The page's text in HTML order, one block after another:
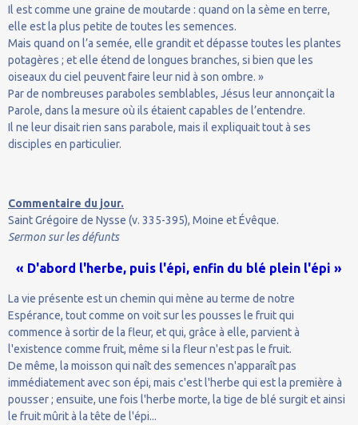
Il est comme une graine de moutarde : quand on la sème en terre,
elle est la plus petite de toutes les semences.
Mais quand on l’a semée, elle grandit et dépasse toutes les plantes
potagères ; et elle étend de longues branches, si bien que les
oiseaux du ciel peuvent faire leur nid à son ombre. »
Par de nombreuses paraboles semblables, Jésus leur annonçait la
Parole, dans la mesure où ils étaient capables de l’entendre.
Il ne leur disait rien sans parabole, mais il expliquait tout à ses
disciples en particulier.
Commentaire du jour.
Saint Grégoire de Nysse (v. 335-395), Moine et Évêque.
Sermon sur les défunts
« D'abord l'herbe, puis l'épi, enfin du blé plein l'épi »
La vie présente est un chemin qui mène au terme de notre
Espérance, tout comme on voit sur les pousses le fruit qui
commence à sortir de la fleur, et qui, grâce à elle, parvient à
l'existence comme fruit, même si la fleur n'est pas le fruit.
De même, la moisson qui naît des semences n'apparaît pas
immédiatement avec son épi, mais c'est l'herbe qui est la première à
pousser ; ensuite, une fois l'herbe morte, la tige de blé surgit et ainsi
le fruit mûrit à la tête de l'épi...